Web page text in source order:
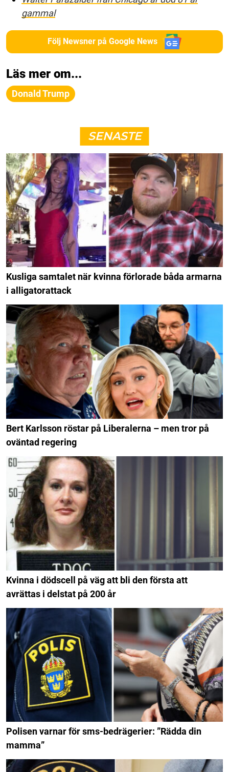
gammal
Följ Newsner på Google News
Läs mer om...
Donald Trump
SENASTE
Kusliga samtalet när kvinna förlorade båda armarna
i alligatorattack
Bert Karlsson röstar på Liberalerna – men tror på
oväntad regering
Kvinna i dödscell på väg att bli den första att
avrättas i delstat på 200 år
Polisen varnar för sms-bedrägerier: ”Rädda din
mamma”